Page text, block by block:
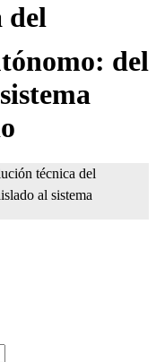
del
del
técnica del
al sistema